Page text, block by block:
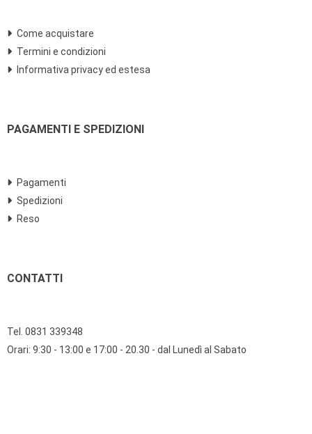
Come acquistare
Termini e condizioni
Informativa privacy ed estesa
PAGAMENTI E SPEDIZIONI
Pagamenti
Spedizioni
Reso
CONTATTI
Tel. 0831 339348
Orari: 9:30 - 13:00 e 17:00 - 20.30 - dal Lunedì al Sabato